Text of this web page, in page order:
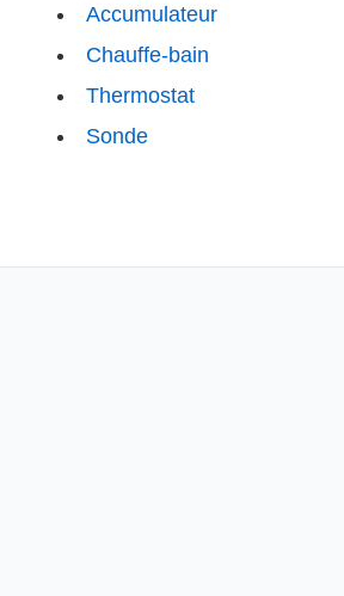
Accumulateur
Chauffe-bain
Thermostat
Sonde